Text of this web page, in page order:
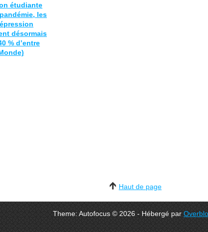
étudiante
les
désormais
% d’entre
Haut de page
Theme: Autofocus © 2026 - Hébergé par